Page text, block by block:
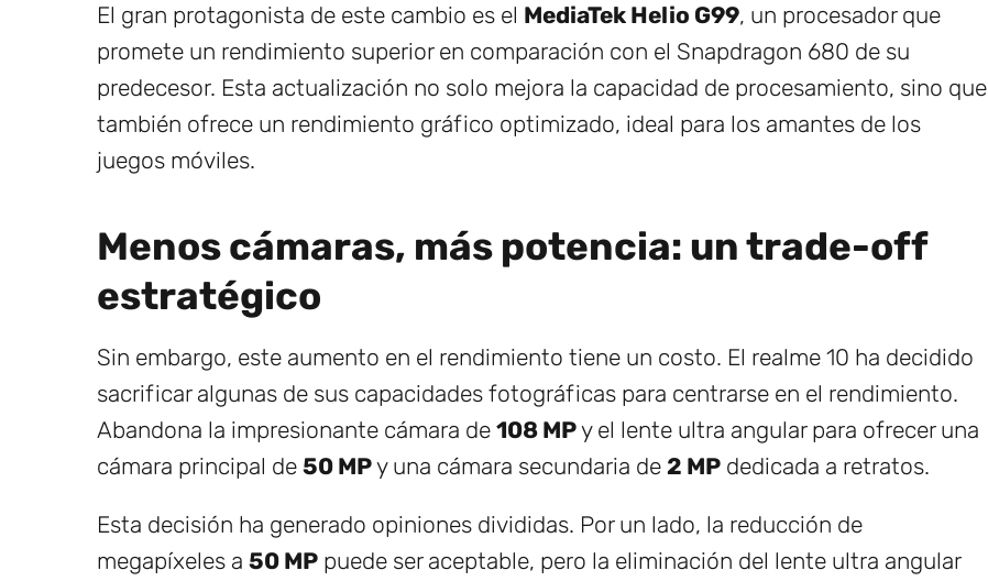
El gran protagonista de este cambio es el MediaTek Helio G99, un procesador que
promete un rendimiento superior en comparación con el Snapdragon 680 de su
predecesor. Esta actualización no solo mejora la capacidad de procesamiento, sino que
también ofrece un rendimiento gráfico optimizado, ideal para los amantes de los
juegos móviles.
Menos cámaras, más potencia: un trade-off
estratégico
Sin embargo, este aumento en el rendimiento tiene un costo. El realme 10 ha decidido
sacrificar algunas de sus capacidades fotográficas para centrarse en el rendimiento.
Abandona la impresionante cámara de 108 MPy el lente ultra angular para ofrecer una
cámara principal de 50 MPy una cámara secundaria de 2 MP dedicada a retratos.
Esta decisión ha generado opiniones divididas. Por un lado, la reducción de
megapíxeles a 50 MP puede ser aceptable, pero la eliminación del lente ultra angular